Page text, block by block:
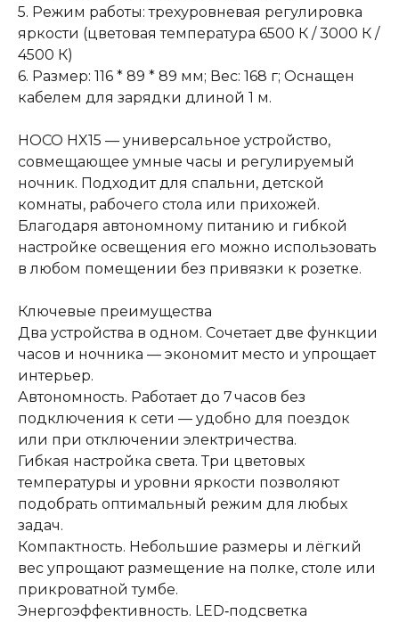
5. Режим работы: трехуровневая регулировка
яркости (цветовая температура 6500 К / 3000 К /
4500 К)
6. Размер: 116 * 89 * 89 мм; Вес: 168 г; Оснащен
кабелем для зарядки длиной 1 м.
HOCO HX15 — универсальное устройство,
совмещающее умные часы и регулируемый
ночник. Подходит для спальни, детской
комнаты, рабочего стола или прихожей.
Благодаря автономному питанию и гибкой
настройке освещения его можно использовать
в любом помещении без привязки к розетке.
Ключевые преимущества
Два устройства в одном. Сочетает две функции
часов и ночника — экономит место и упрощает
интерьер.
Автономность. Работает до 7 часов без
подключения к сети — удобно для поездок
или при отключении электричества.
Гибкая настройка света. Три цветовых
температуры и уровни яркости позволяют
подобрать оптимальный режим для любых
задач.
Компактность. Небольшие размеры и лёгкий
вес упрощают размещение на полке, столе или
прикроватной тумбе.
Энергоэффективность. LED‑подсветка